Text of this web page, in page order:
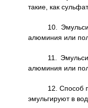
такие, как
10.
алюминия или
11.
алюминия или
12. Способ
эмульгируют в